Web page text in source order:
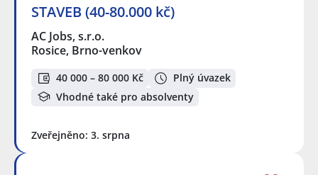
STAVEB (40-80.000 kč)
AC Jobs, s.r.o.
Rosice, Brno-venkov
40 000 – 80 000 Kč
Plný úvazek
Vhodné také pro absolventy
Zveřejněno: 3. srpna